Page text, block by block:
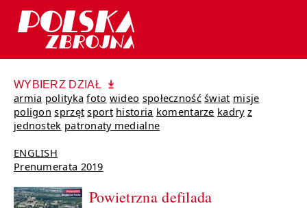
WYBIERZ DZIAŁ
armia polityka foto wideo społeczność świat misje
poligon sprzęt sport historia komentarze kadry z
jednostek patronaty medialne
ENGLISH
Prenumerata 2019
Powietrzna defilada